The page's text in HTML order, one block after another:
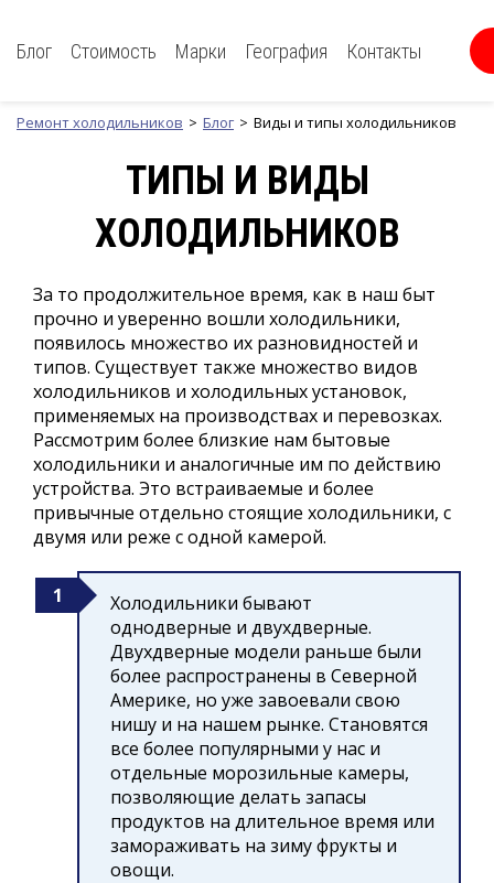
Блог Стоимость Марки География Контакты
Ремонт холодильников Блог Виды и типы холодильников
ТИПЫ И ВИДЫ
ХОЛОДИЛЬНИКОВ
За то продолжительное время, как в наш быт
прочно и уверенно вошли холодильники,
появилось множество их разновидностей и
типов. Существует также множество видов
холодильников и холодильных установок,
применяемых на производствах и перевозках.
Рассмотрим более близкие нам бытовые
холодильники и аналогичные им по действию
устройства. Это встраиваемые и более
привычные отдельно стоящие холодильники, с
двумя или реже с одной камерой.
Холодильники бывают
однодверные и двухдверные.
Двухдверные модели раньше были
более распространены в Северной
Америке, но уже завоевали свою
нишу и на нашем рынке. Становятся
все более популярными у нас и
отдельные морозильные камеры,
позволяющие делать запасы
продуктов на длительное время или
замораживать на зиму фрукты и
овощи.